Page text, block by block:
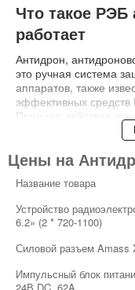
Что такое РЭБ
работает
Антидрон,
это ручная система
аппаратов, также
эффективных
Принцип действия
помех для
Устройство: корпус
импульсную пусковую
излучает радиосигнал.
Антидроновое ружье
электромагнитное
летательного
его сигнальную
навигацию и связь.
вынужден либо
Цены на
Название товара
Устройство
6.2» (2 * 720-1100)
Силовой разъем Amass
Импульсный блок